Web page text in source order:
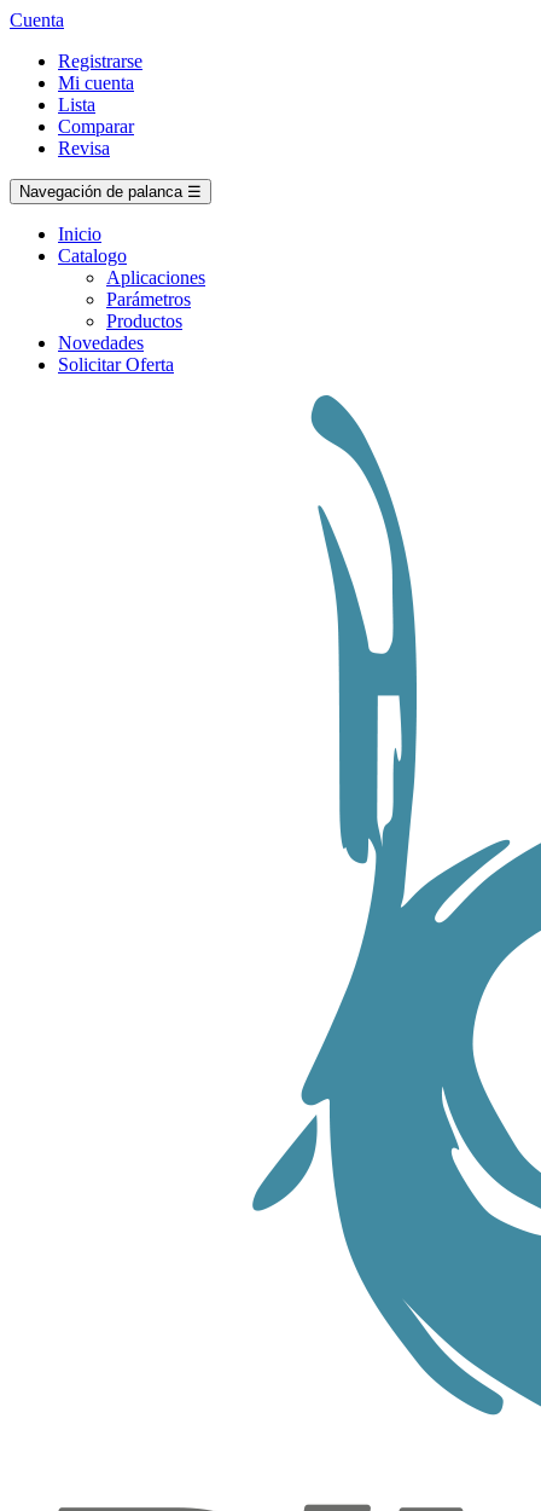
Cuenta
Registrarse
Mi cuenta
Lista
Comparar
Revisa
Navegación de palanca ☰
Inicio
Catalogo
Aplicaciones
Parámetros
Productos
Novedades
Solicitar Oferta